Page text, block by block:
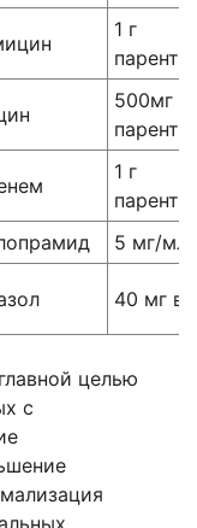
1 г
500мг
1 г
5 мг/мл
40 мг в/
главной целью
с